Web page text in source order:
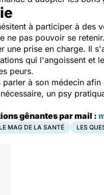
à participer à
ne pas pouvoir se
une prise en charge. Il
qui l'angoissent et
peurs.
à son médecin
un psy
gênantes par mail :
LE MAG DE LA SANTÉ LES